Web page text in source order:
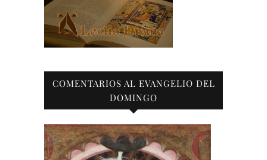
COMENTARIOS AL EVANGELIO DEL
DOMINGO